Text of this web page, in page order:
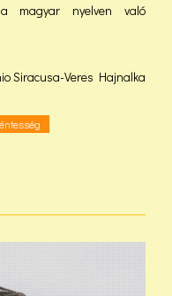
magyar nyelven való
Siracusa-Veres Hajnalka